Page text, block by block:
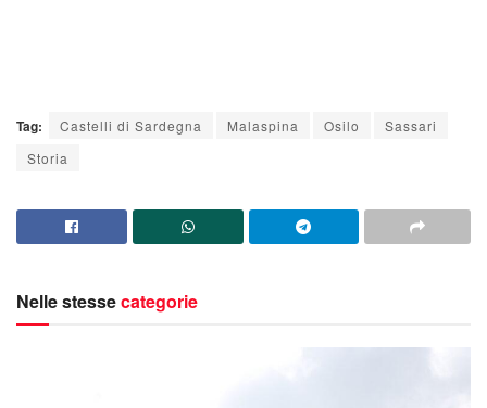
Tag: Castelli di Sardegna Malaspina Osilo
Sassari
Storia
Nelle stessecategorie